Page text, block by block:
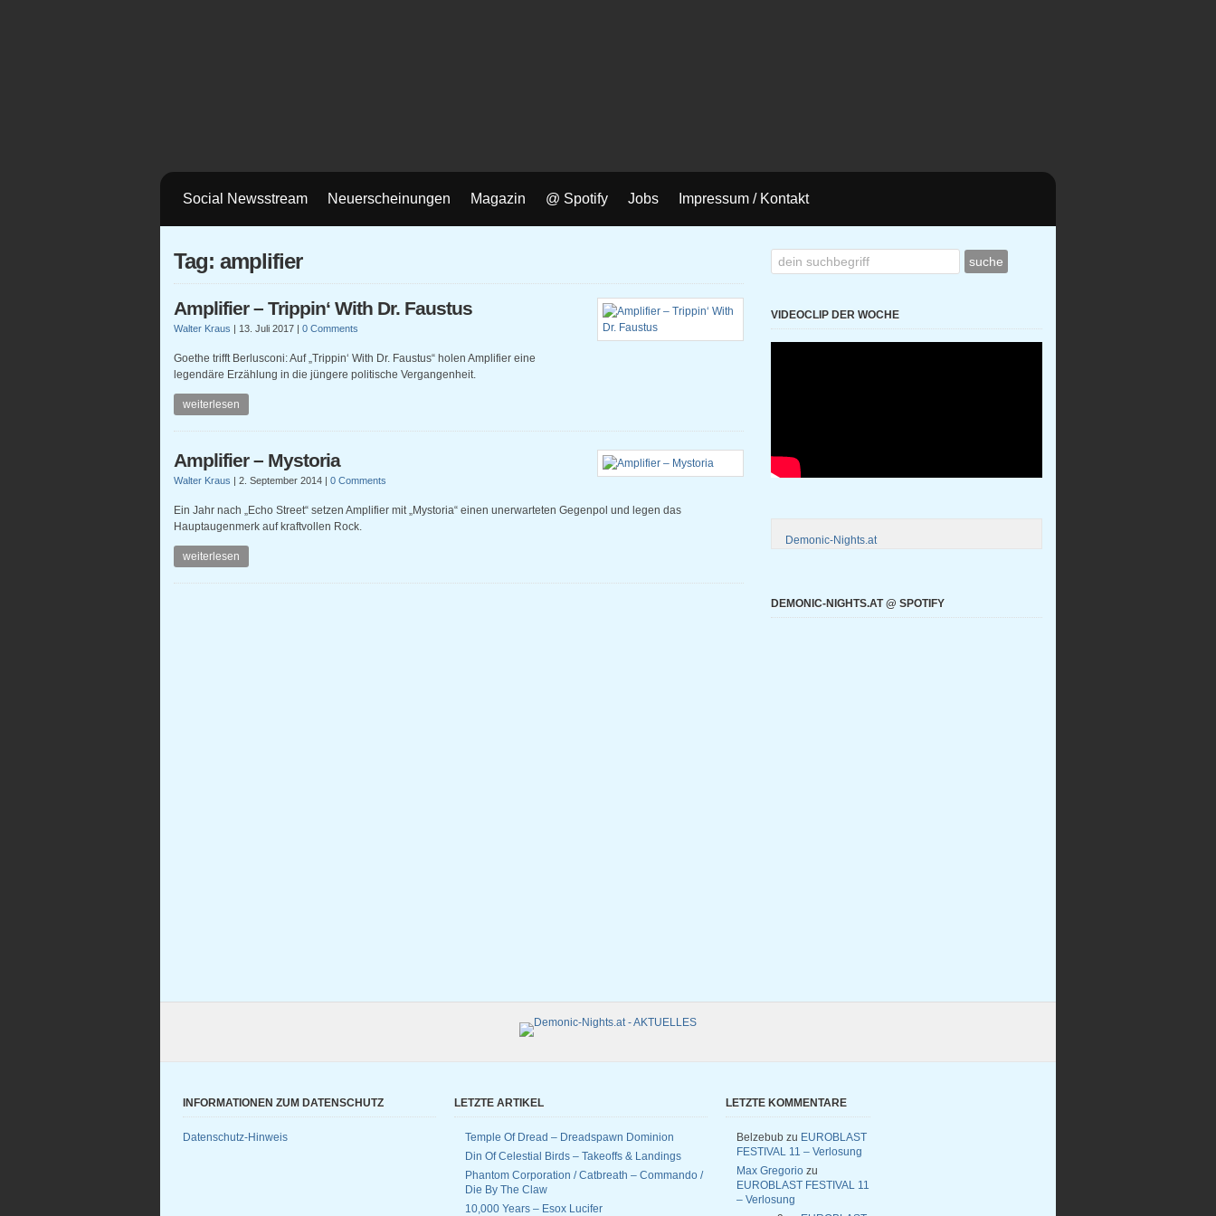
Social Newsstream Neuerscheinungen Magazin @ Spotify Jobs Impressum / Kontakt
Tag: amplifier
Amplifier – Trippin‘ With Dr. Faustus
Walter Kraus | 13. Juli 2017 | 0 Comments
Goethe trifft Berlusconi: Auf „Trippin‘ With Dr. Faustus“ holen Amplifier eine
legendäre Erzählung in die jüngere politische Vergangenheit.
weiterlesen
Amplifier – Mystoria
Walter Kraus | 2. September 2014 | 0 Comments
Ein Jahr nach „Echo Street“ setzen Amplifier mit „Mystoria“ einen unerwarteten Gegenpol und legen das
Hauptaugenmerk auf kraftvollen Rock.
weiterlesen
VIDEOCLIP DER WOCHE
Demonic-Nights.at
DEMONIC-NIGHTS.AT @ SPOTIFY
INFORMATIONEN ZUM DATENSCHUTZ
Datenschutz-Hinweis
LETZTE ARTIKEL
Temple Of Dread – Dreadspawn Dominion
Din Of Celestial Birds – Takeoffs & Landings
Phantom Corporation / Catbreath – Commando /
Die By The Claw
10,000 Years – Esox Lucifer
LETZTE KOMMENTARE
Belzebub zu EUROBLAST
FESTIVAL 11 – Verlosung
Max Gregorio zu
EUROBLAST FESTIVAL 11
– Verlosung